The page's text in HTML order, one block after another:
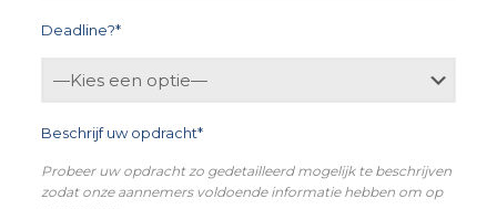
Deadline?*
Beschrijf uw opdracht*
Probeer uw opdracht zo gedetailleerd mogelijk te beschrijven
zodat onze aannemers voldoende informatie hebben om op